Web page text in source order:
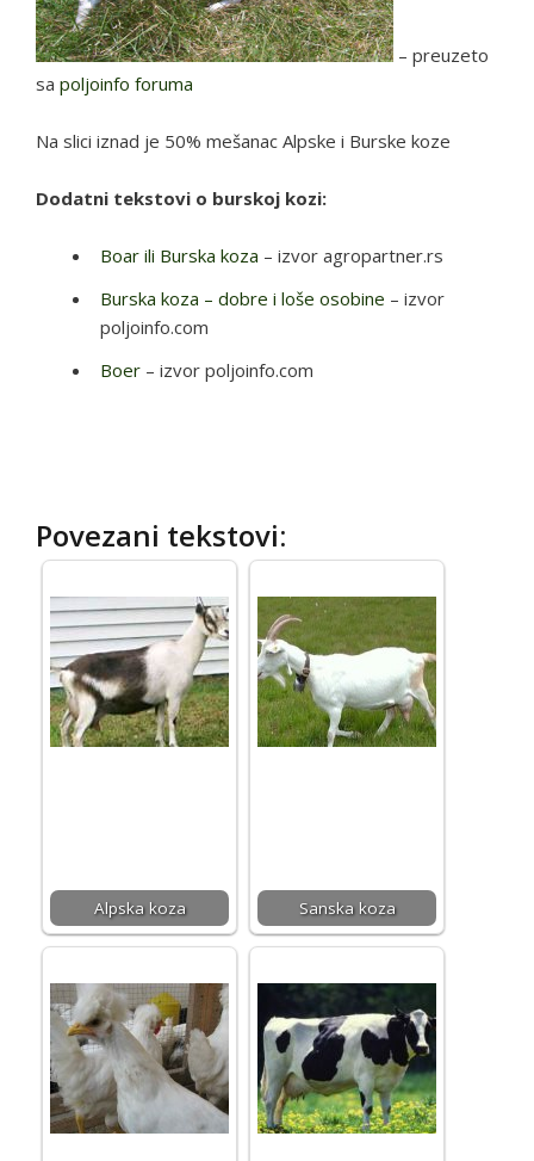
– preuzeto
sa poljoinfo foruma
Na slici iznad je 50% mešanac Alpske i Burske koze
Dodatni tekstovi o burskoj kozi:
Boar ili Burska koza – izvor agropartner.rs
Burska koza – dobre i loše osobine – izvor
poljoinfo.com
Boer – izvor poljoinfo.com
Povezani tekstovi:
Alpska koza Sanska koza